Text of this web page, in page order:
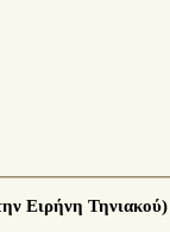
the
Ειρήνη Τηνιακού)